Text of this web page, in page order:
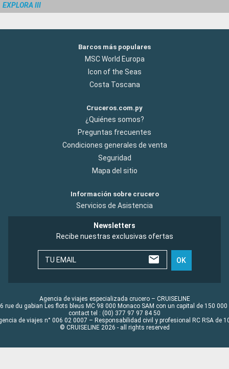
EXPLORA III
Barcos más populares
MSC World Europa
Icon of the Seas
Costa Toscana
Cruceros.com.py
¿Quiénes somos?
Preguntas frecuentes
Condiciones generales de venta
Seguridad
Mapa del sitio
Información sobre crucero
Servicios de Asistencia
Newsletters
Recibe nuestras exclusivas ofertas
TU EMAIL OK
Agencia de viajes especializada crucero – CRUISELINE
rue du gabian Les flots bleus MC 98 000 Monaco SAM con un capital de 150 000
contact tel : (00) 377 97 97 84 50
de viajes n° 006 02 0007 – Responsabilidad civil y profesional RC RSA de
© CRUISELINE 2026 - all rights reserved